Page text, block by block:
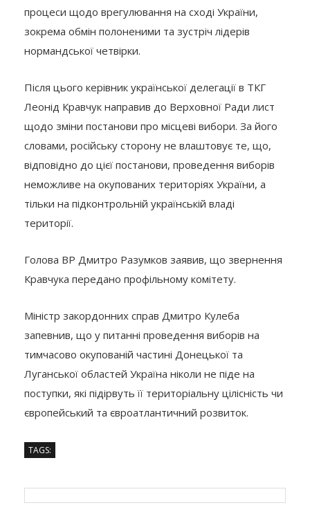
процеси щодо врегулювання на сході України,
зокрема обмін полоненими та зустріч лідерів
нормандської четвірки.
Після цього керівник української делегації в ТКГ
Леонід Кравчук направив до Верховної Ради лист
щодо зміни постанови про місцеві вибори. За його
словами, російську сторону не влаштовує те, що,
відповідно до цієї постанови, проведення виборів
неможливе на окупованих територіях України, а
тільки на підконтрольній українській владі
території.
Голова ВР Дмитро Разумков заявив, що звернення
Кравчука передано профільному комітету.
Міністр закордонних справ Дмитро Кулеба
запевнив, що у питанні проведення виборів на
тимчасово окупованій частині Донецької та
Луганської областей Україна ніколи не піде на
поступки, які підірвуть її територіальну цілісність чи
європейський та євроатлантичний розвиток.
TAGS: